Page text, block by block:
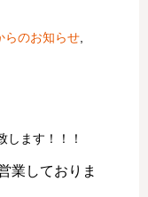
らのお知らせ
します！！！
業しておりま